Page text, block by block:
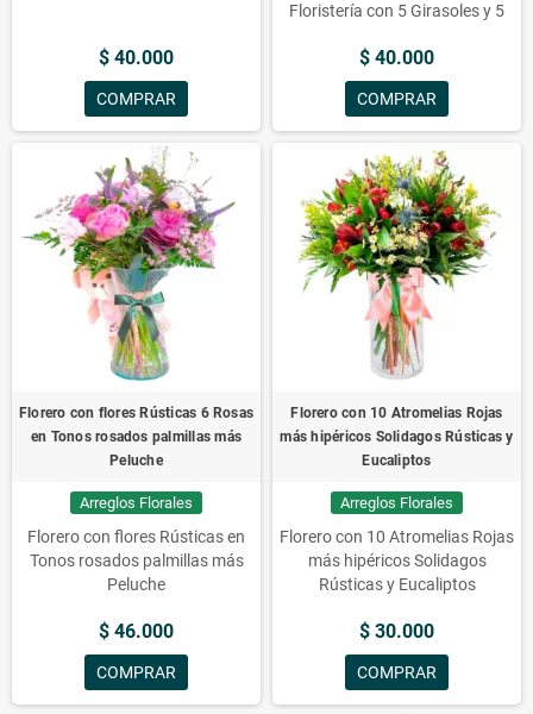
$ 40.000
COMPRAR
Floristería con 5 Girasoles y 5
Floreros con Flores, mezcla,
flores, florero, flores mezcladas,
mezcla de flores, gerberas,
girasoles, arreglos, arreglos
florales, Florero con 5 Girasoles
y 5 Gerberas.
$ 40.000
COMPRAR
Florero con flores Rústicas 6 Rosas
en Tonos rosados palmillas más
Peluche
Arreglos Florales
Florero con flores Rústicas en
Tonos rosados palmillas más
Peluche
$ 46.000
COMPRAR
Florero con 10 Atromelias Rojas
más hipéricos Solidagos Rústicas y
Eucaliptos
Arreglos Florales
Florero con 10 Atromelias Rojas
más hipéricos Solidagos
Rústicas y Eucaliptos
$ 30.000
COMPRAR